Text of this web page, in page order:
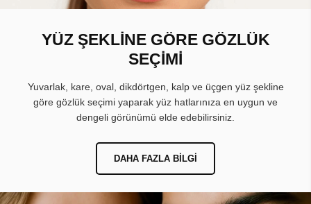
YÜZ ŞEKLİNE GÖRE GÖZLÜK
SEÇİMİ
Yuvarlak, kare, oval, dikdörtgen, kalp ve üçgen yüz şekline
göre gözlük seçimi yaparak yüz hatlarınıza en uygun ve
dengeli görünümü elde edebilirsiniz.
DAHA FAZLA BILGI